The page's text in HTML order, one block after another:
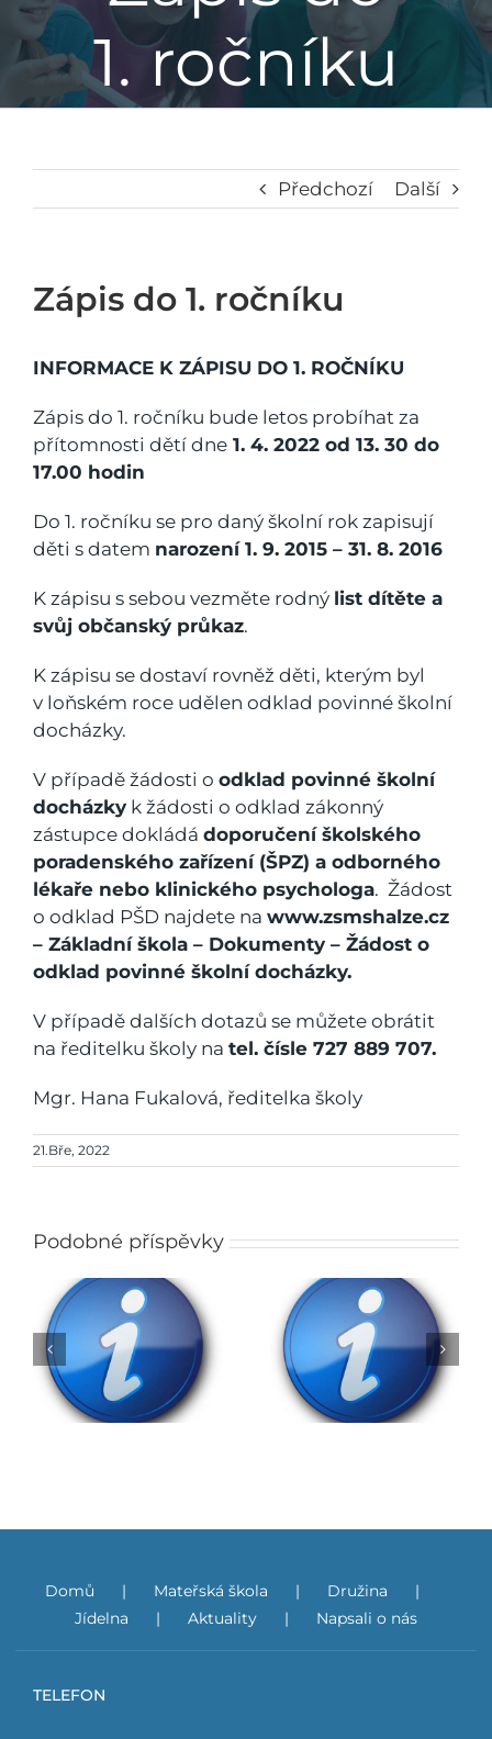
Základní škola
Mateřská škola
Napsali o nás
Kontakt
1. ročníku
Předchozí Další
Zápis do 1. ročníku
INFORMACE K ZÁPISU DO 1. ROČNÍKU
Zápis do 1. ročníku bude letos probíhat za
přítomnosti dětí dne 1. 4. 2022 od 13. 30 do
17.00 hodin
Do 1. ročníku se pro daný školní rok zapisují
děti s datem narození 1. 9. 2015 – 31. 8. 2016
K zápisu s sebou vezměte rodný list dítěte a
svůj občanský průkaz.
K zápisu se dostaví rovněž děti, kterým byl
v loňském roce udělen odklad povinné školní
docházky.
V případě žádosti o odklad povinné školní
docházky k žádosti o odklad zákonný
zástupce dokládá doporučení školského
poradenského zařízení (ŠPZ) a odborného
lékaře nebo klinického psychologa. Žádost
o odklad PŠD najdete na www.zsmshalze.cz
– Základní škola – Dokumenty – Žádost o
odklad povinné školní docházky.
V případě dalších dotazů se můžete obrátit
na ředitelku školy na tel. čísle 727 889 707.
Mgr. Hana Fukalová, ředitelka školy
21.Bře, 2022
Podobné příspěvky
Rozhodnutí o přijetí
do ZŠ na školní rok
2026/2027
Obědy do škol
Domů Mateřská škola
Družina
Jídelna
Aktuality Napsali o nás
TELEFON